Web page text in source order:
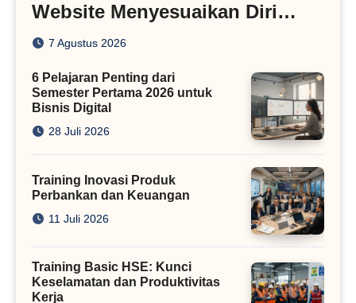
Website Menyesuaikan Diri
dengan Algoritma SEO Masa
7 Agustus 2026
6 Pelajaran Penting dari
Semester Pertama 2026 untuk
Bisnis Digital
28 Juli 2026
Training Inovasi Produk
Perbankan dan Keuangan
11 Juli 2026
Training Basic HSE: Kunci
Keselamatan dan Produktivitas
Kerja